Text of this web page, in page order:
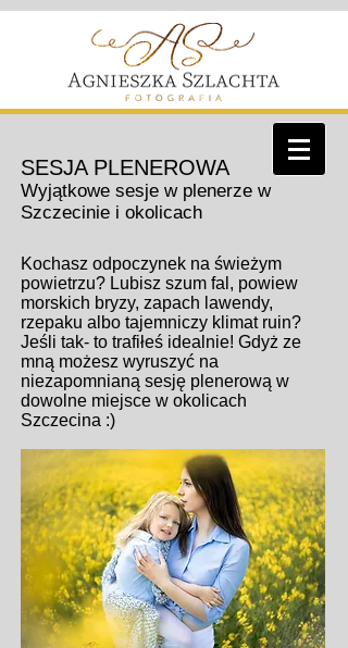
SESJA PLENEROWA
Wyjątkowe sesje w plenerze w
Szczecinie i okolicach
Kochasz odpoczynek na świeżym
powietrzu? Lubisz szum fal, powiew
morskich bryzy, zapach lawendy,
rzepaku albo tajemniczy klimat ruin?
Jeśli tak- to trafiłeś idealnie! Gdyż ze
mną możesz wyruszyć na
niezapomnianą sesję plenerową w
dowolne miejsce w okolicach
Szczecina :)